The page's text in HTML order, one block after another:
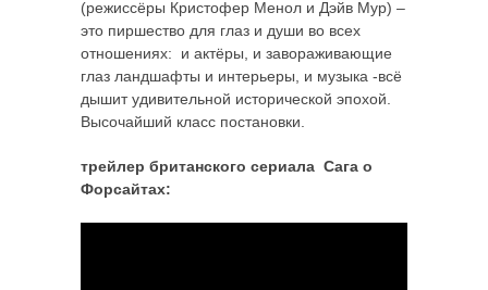
(режиссёры Кристофер Менол и Дэйв Мур) –
это пиршество для глаз и души во всех
отношениях: и актёры, и завораживающие
глаз ландшафты и интерьеры, и музыка -всё
дышит удивительной исторической эпохой.
Высочайший класс постановки.
трейлер британского сериала Сага о
Форсайтах: